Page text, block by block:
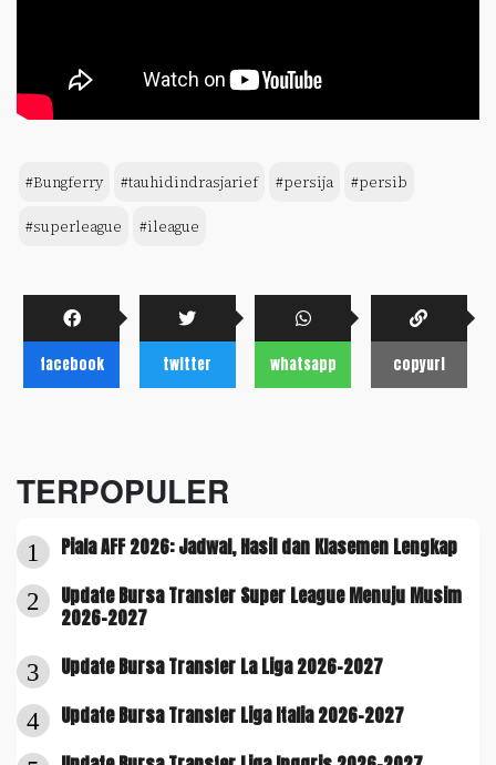
#Bungferry #tauhidindrasjarief #persija #persib
#superleague #ileague
facebook twitter whatsapp copyurl
TERPOPULER
1 Piala AFF 2026: Jadwal, Hasil dan Klasemen Lengkap
2
Update Bursa Transfer Super League Menuju Musim
2026-2027
3 Update Bursa Transfer La Liga 2026-2027
4 Update Bursa Transfer Liga Italia 2026-2027